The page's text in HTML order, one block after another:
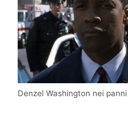
Denzel Washington nei